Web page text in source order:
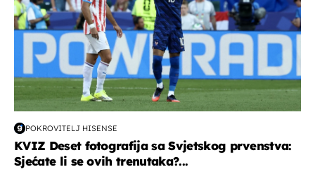
POKROVITELJ HISENSE
KVIZ Deset fotografija sa Svjetskog prvenstva:
Sjećate li se ovih trenutaka?...